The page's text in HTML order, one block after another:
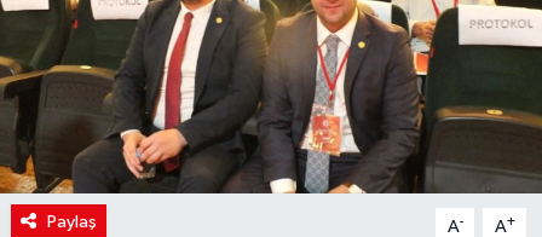
Paylaş A- A+